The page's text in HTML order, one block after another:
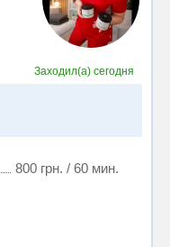
Заходил(а)сегодня
800 грн. / 60 мин.